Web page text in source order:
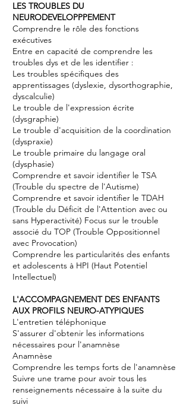
LES TROUBLES DU
NEURODEVELOPPPEMENT
Comprendre le rôle des fonctions
exécutives
Entre en capacité de comprendre les
troubles dys et de les identiﬁer :
Les troubles spéciﬁques des
apprentissages (dyslexie, dysorthographie,
dyscalculie)
Le trouble de l'expression écrite
(dysgraphie)
Le trouble d'acquisition de la coordination
(dyspraxie)
Le trouble primaire du langage oral
(dysphasie)
Comprendre et savoir identiﬁer le TSA
(Trouble du spectre de l'Autisme)
Comprendre et savoir identiﬁer le TDAH
(Trouble du Déﬁcit de l'Attention avec ou
sans Hyperactivité) Focus sur le trouble
associé du TOP (Trouble Oppositionnel
avec Provocation)
Comprendre les particularités des enfants
et adolescents à HPI (Haut Potentiel
Intellectuel)
L'ACCOMPAGNEMENT DES ENFANTS
AUX PROFILS NEURO-ATYPIQUES
L'entretien téléphonique
S'assurer d'obtenir les informations
nécessaires pour l'anamnèse
Anamnèse
Comprendre les temps forts de l'anamnèse
Suivre une trame pour avoir tous les
renseignements nécessaire à la suite du
suivi